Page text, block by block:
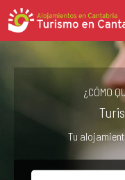
¿CÓMO
Tu